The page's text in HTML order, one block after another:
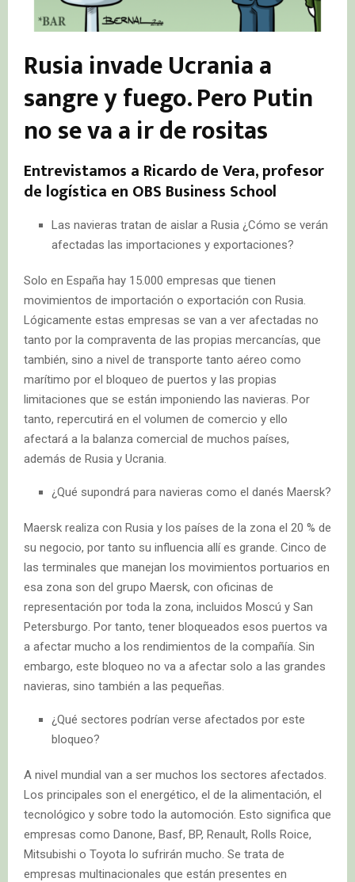
Rusia invade Ucrania a
sangre y fuego. Pero Putin
no se va a ir de rositas
Entrevistamos a Ricardo de Vera, profesor
de logística en OBS Business School
Las navieras tratan de aislar a Rusia ¿Cómo se verán
afectadas las importaciones y exportaciones?
Solo en España hay 15.000 empresas que tienen
movimientos de importación o exportación con Rusia.
Lógicamente estas empresas se van a ver afectadas no
tanto por la compraventa de las propias mercancías, que
también, sino a nivel de transporte tanto aéreo como
marítimo por el bloqueo de puertos y las propias
limitaciones que se están imponiendo las navieras. Por
tanto, repercutirá en el volumen de comercio y ello
afectará a la balanza comercial de muchos países,
además de Rusia y Ucrania.
¿Qué supondrá para navieras como el danés Maersk?
Maersk realiza con Rusia y los países de la zona el 20 % de
su negocio, por tanto su influencia allí es grande. Cinco de
las terminales que manejan los movimientos portuarios en
esa zona son del grupo Maersk, con oficinas de
representación por toda la zona, incluidos Moscú y San
Petersburgo. Por tanto, tener bloqueados esos puertos va
a afectar mucho a los rendimientos de la compañía. Sin
embargo, este bloqueo no va a afectar solo a las grandes
navieras, sino también a las pequeñas.
¿Qué sectores podrían verse afectados por este
bloqueo?
A nivel mundial van a ser muchos los sectores afectados.
Los principales son el energético, el de la alimentación, el
tecnológico y sobre todo la automoción. Esto significa que
empresas como Danone, Basf, BP, Renault, Rolls Roice,
Mitsubishi o Toyota lo sufrirán mucho. Se trata de
empresas multinacionales que están presentes en